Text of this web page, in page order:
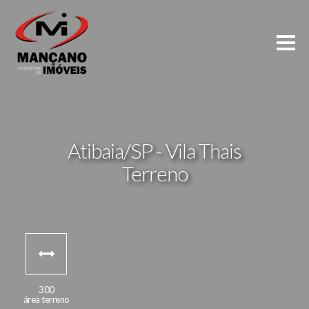
Atibaia/SP - Vila Thais
Terreno
300
área terreno